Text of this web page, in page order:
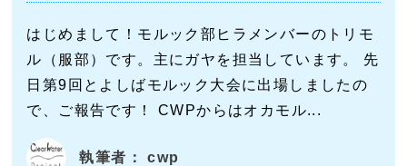
はじめまして！モルック部ヒラメンバーのトリモ
ル（服部）です。主にガヤを担当しています。 先
日第9回とよしばモルック大会に出場しましたの
で、ご報告です！ CWPからはオカモル...
執筆者： cwp